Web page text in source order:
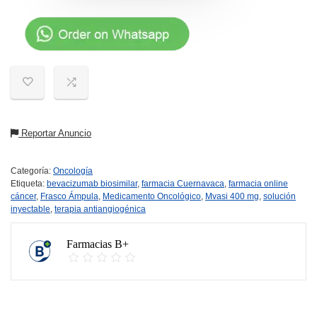
Reportar Anuncio
Categoría: Oncología
Etiqueta: bevacizumab biosimilar, farmacia Cuernavaca, farmacia online
cáncer, Frasco Ámpula, Medicamento Oncológico, Mvasi 400 mg, solución
inyectable, terapia antiangiogénica
Farmacias B+